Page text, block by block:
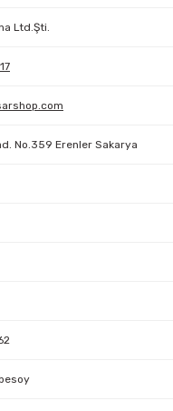
Ltd.Şti.
No.359 Erenler Sakarya